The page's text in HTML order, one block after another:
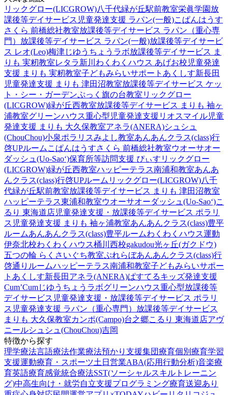
リックグロー(LICGROW)八千代緑が丘駅前教室栄眞学園放
課後等デイサービス 児童発達支援 ラパン(一般)こぱんはうす
さくら 前橋総社教室放課後等デイサービス ラパン（重心専
門） 放課後等デイサービス ラパン(一般)放課後等デイサービ
ス レオ(Leo)梅津じゆうちょうラボ放課後等デイサービス ま
りも 実籾教室レタラ新川 わくわくハウス あげお校 児童発達
支援 まりも 実籾教室子どもみらいサポートあくしす新長田
児童発達支援 まりも 津田沼教室放課後等デイサービス ケッ
ト・シー・ガーデンぷっく旗の台教室 リックグロー
(LICGROW)緑が丘西教室放課後等デイサービス まりも 袖ヶ
浦教室グリーンハウス重心型児童発達支援 リオスマイル児童
発達支援 まりも 大久保教室アネラ(ANERA)シュシュ
(ChouChou)小泉ポラリスみよし教室あんあんクラス(class)行
啓UPルーム こぱんはうすさくら 前橋総社教室ウオーサオー
ダッシュ(Uo-Sao‘)保育所等訪問支援 ぴぃす リックグロー
(LICGROW)緑が丘西教室ハッピーテラス南浦和教室あんあ
んクラス(class)行啓UPルーム リックグロー(LICGROW)八千
代緑が丘駅前教室放課後等デイサービス まりも 津田沼教室
ハッピーテラス東浦和教室ウオーサオーダッシュ(Uo-Sao‘)こ
るり 東海道店児童発達支援・放課後等デイサービス ポラリ
ス 児童発達支援 まりも 袖ヶ浦教室あんあんクラス(class)豊平
ルームあんあんクラス(class)豊平ルームわくわくハウス運動
伊奈北校わくわくハウス桶川西校gakudou光ヶ丘(ガクドウ)
五つの輪 らくさいぐち教室ぷれらぼあんあんクラス(class)行
啓通りルームハッピーテラス南浦和教室子どもみらいサポー
トあくしす新長田 アネラ(ANERA)ぱすてるキッズ発達支援
Cum’Cumじゆうちょうラボグリーンハウス重心型放課後等
デイサービス 児童発達支援・放課後等デイサービス ポラリ
ス 児童発達支援 ラパン（重心専門） 放課後等デイサービス
まりも 大久保教室カンポ(Campo)台之郷こるり 東海道店アヴ
ニールシュシュ(ChouChou)吉岡
特徴から探す
理学療法言語療法作業療法預かり支援集団療育個別療育学習
支援運動療育・スポーツ土日営業ABA(応用行動分析)音楽療
育英語療育感覚統合療法SST(ソーシャルスキルトレーニン
グ)中高生向け・就労自立支援プログラミング療育送迎あり